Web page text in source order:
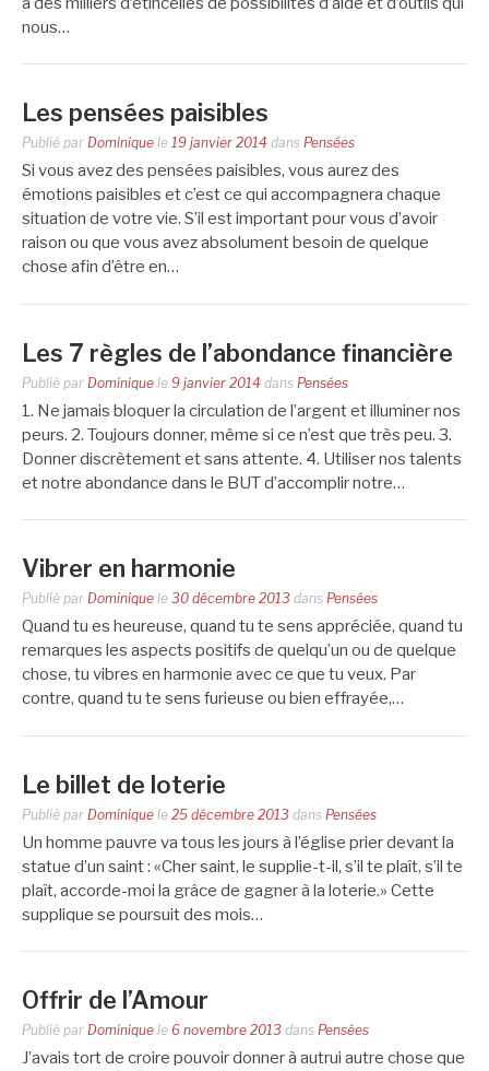
nous…
Les pensées paisibles
Publié par Dominique le 19 janvier 2014 dans Pensées
Si vous avez des pensées paisibles, vous aurez des
émotions paisibles et c’est ce qui accompagnera chaque
situation de votre vie. S’il est important pour vous d’avoir
raison ou que vous avez absolument besoin de quelque
chose afin d’être en…
Les 7 règles de l’abondance financière
Publié par Dominique le 9 janvier 2014 dans Pensées
1. Ne jamais bloquer la circulation de l’argent et illuminer nos
peurs. 2. Toujours donner, même si ce n’est que très peu. 3.
Donner discrètement et sans attente. 4. Utiliser nos talents
et notre abondance dans le BUT d’accomplir notre…
Vibrer en harmonie
Publié par Dominique le 30 décembre 2013 dans Pensées
Quand tu es heureuse, quand tu te sens appréciée, quand tu
remarques les aspects positifs de quelqu’un ou de quelque
chose, tu vibres en harmonie avec ce que tu veux. Par
contre, quand tu te sens furieuse ou bien effrayée,…
Le billet de loterie
Publié par Dominique le 25 décembre 2013 dans Pensées
Un homme pauvre va tous les jours à l’église prier devant la
statue d’un saint : «Cher saint, le supplie-t-il, s’il te plaît, s’il te
plaît, accorde-moi la grâce de gagner à la loterie.» Cette
supplique se poursuit des mois…
Offrir de l’Amour
Publié par Dominique le 6 novembre 2013 dans Pensées
J’avais tort de croire pouvoir donner à autrui autre chose que